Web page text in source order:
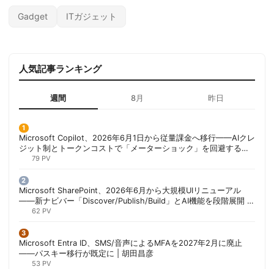
Gadget ITガジェット
人気記事ランキング
週間 8月 昨日
Microsoft Copilot、2026年6月1日から従量課金へ移行——AIクレ
ジット制とトークンコストで「メーターショック」を回避する方
法 | 胡田昌彦
79 PV
Microsoft SharePoint、2026年6月から大規模UIリニューアル
——新ナビバー「Discover/Publish/Build」とAI機能を段階展開 |
胡田昌彦
62 PV
Microsoft Entra ID、SMS/音声によるMFAを2027年2月に廃止
——パスキー移行が既定に | 胡田昌彦
53 PV